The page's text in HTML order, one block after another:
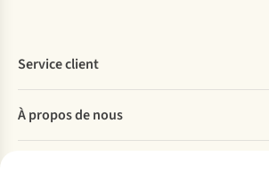
Service client
Commander
Payer
À propos de nous